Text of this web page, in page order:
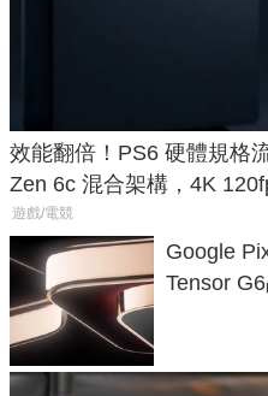
效能翻倍！PS6 硬體規格
Zen 6c 混合架構，4K
遊戲/電競
Google
Tensor